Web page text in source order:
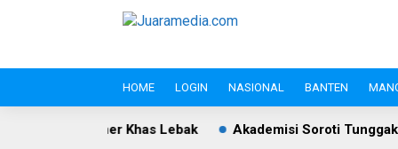
HOME LOGIN NASIONAL BANTEN
dan Kuliner Khas Lebak Akademisi Soroti